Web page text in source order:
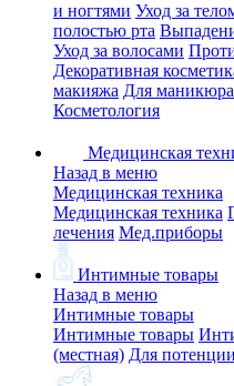
и ногтями Уход за
полостью рта
Уход за волосами
Декоративная
макияжа Для
Косметология
Медицинская
Назад в меню
Медицинская техника
Медицинская техника
лечения Мед.приборы
Интимные товары
Назад в меню
Интимные товары
Интимные товары
(местная) Для потенции